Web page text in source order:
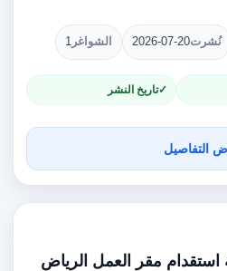
نُشرت2026-07-20 الشواغر 1
تاريخ النشر
التفاصيل
مقر العمل الرياض